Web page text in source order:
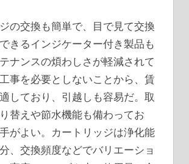
の交換も簡単で、目で見て交換
きるインジケーター付き製品も
ナンスの煩わしさが軽減されて
事を必要としないことから、賃
しており、引越しも容易だ。取
替えや節水機能も備わってお
がよい。カートリッジは浄化能
、交換頻度などでバリエーショ